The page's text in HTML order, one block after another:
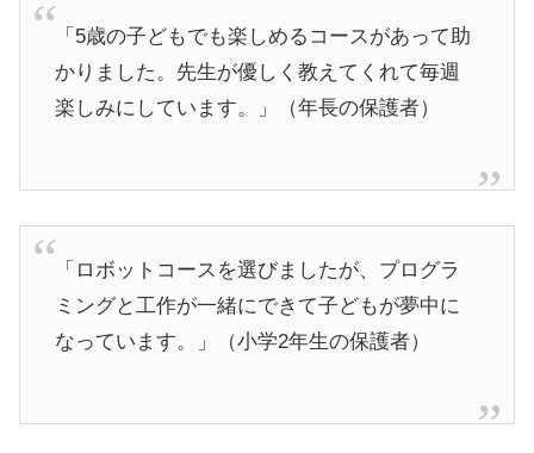
「5歳の子どもでも楽しめるコースがあって助
かりました。先生が優しく教えてくれて毎週
楽しみにしています。」（年長の保護者）
「ロボットコースを選びましたが、プログラ
ミングと工作が一緒にできて子どもが夢中に
なっています。」（小学2年生の保護者）